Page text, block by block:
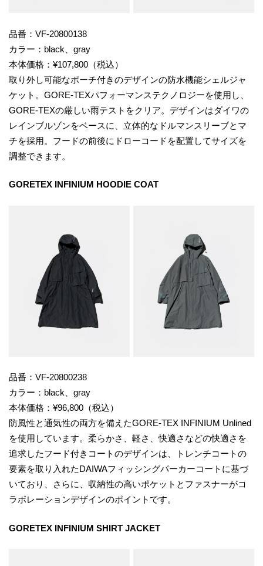
品番：VF-20800138
カラー：black、gray
本体価格：¥107,800（税込）
取り外し可能なポーチ付きのデザインの防水機能シェルジャ
ケット。GORE-TEXパフォーマンステクノロジーを使用し、
GORE-TEXの厳しい雨テストをクリア。デザインはダイワの
レインブルゾンをベースに、立体的なドルマンスリーブとマ
チを採用。フードの前後にドローコードを配置してサイズを
調整できます。
GORETEX INFINIUM HOODIE COAT
品番：VF-20800238
カラー：black、gray
本体価格：¥96,800（税込）
防風性と通気性の両方を備えたGORE-TEX INFINIUM Unlined
を使用しています。柔らかさ、軽さ、快適さなどの快適さを
追求したフード付きコートのデザインは、トレンチコートの
要素を取り入れたDAIWAフィッシングパーカーコートに基づ
いており、さらに、収納性の高いポケットとファスナーがコ
ラボレーションデザインのポイントです。
GORETEX INFINIUM SHIRT JACKET